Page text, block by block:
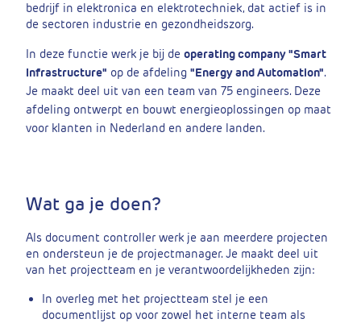
bedrijf in elektronica en elektrotechniek, dat actief is in
de sectoren industrie en gezondheidszorg.
In deze functie werk je bij de operating company "Smart
Infrastructure" op de afdeling "Energy and Automation".
Je maakt deel uit van een team van 75 engineers. Deze
afdeling ontwerpt en bouwt energieoplossingen op maat
voor klanten in Nederland en andere landen.
Wat ga je doen?
Als document controller werk je aan meerdere projecten
en ondersteun je de projectmanager. Je maakt deel uit
van het projectteam en je verantwoordelijkheden zijn:
In overleg met het projectteam stel je een
documentlijst op voor zowel het interne team als